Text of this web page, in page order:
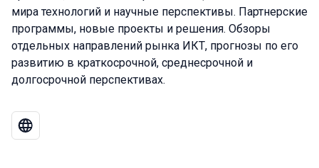
мира технологий и научные перспективы. Партнерские
программы, новые проекты и решения. Обзоры
отдельных направлений рынка ИКТ, прогнозы по его
развитию в краткосрочной, среднесрочной и
долгосрочной перспективах.